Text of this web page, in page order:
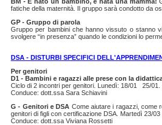
fatiche della maternità. Il gruppo sarà condotto da
GP - Gruppo di parola
Gruppo per bambini che hanno vissuto o stanno
svolgere “in presenza” quando le condizioni lo
DSA - DISTURBI SPECIFICI
Per genitori
D1 - Bambini e ragazzi alle prese con la
Ciclo di 2 incontri per genitori. Lunedì: 18/01 25/01.
Conduce: dott.ssa Sara Schiavini
G - Genitori e DSA Come aiutare i ragazzi, come
genitori di figli con certificazione DSA. Martedì 23/
Conduce: dott.ssa Viviana Rossetti